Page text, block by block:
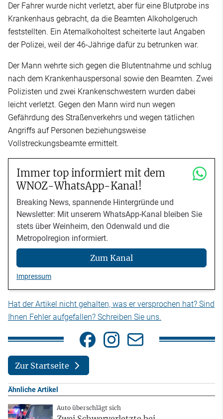
Der Fahrer wurde nicht verletzt, aber für eine Blutprobe ins
Krankenhaus gebracht, da die Beamten Alkoholgeruch
feststellten. Ein Atemalkoholtest scheiterte laut Angaben
der Polizei, weil der 46-Jährige dafür zu betrunken war.
Der Mann wehrte sich gegen die Blutentnahme und schlug
nach dem Krankenhauspersonal sowie den Beamten. Zwei
Polizisten und zwei Krankenschwestern wurden dabei
leicht verletzt. Gegen den Mann wird nun wegen
Gefährdung des Straßenverkehrs und wegen tätlichen
Angriffs auf Personen beziehungsweise
Vollstreckungsbeamte ermittelt.
Immer top informiert mit dem
WNOZ-WhatsApp-Kanal!
Breaking News, spannende Hintergründe und
Newsletter: Mit unserem WhatsApp-Kanal bleiben Sie
stets über Weinheim, den Odenwald und die
Metropolregion informiert.
Zum Kanal
Impressum
Hat der Artikel nicht gehalten, was er versprochen hat? Sind
Ihnen Fehler aufgefallen? Schreiben Sie uns.
Zur Startseite
Ähnliche Artikel
Auto überschlägt sich